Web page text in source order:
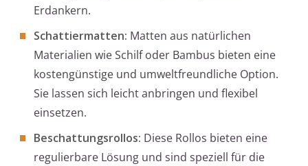
Erdankern.
Schattiermatten: Matten aus natürlichen
Materialien wie Schilf oder Bambus bieten eine
kostengünstige und umweltfreundliche Option.
Sie lassen sich leicht anbringen und flexibel
einsetzen.
Beschattungsrollos: Diese Rollos bieten eine
regulierbare Lösung und sind speziell für die